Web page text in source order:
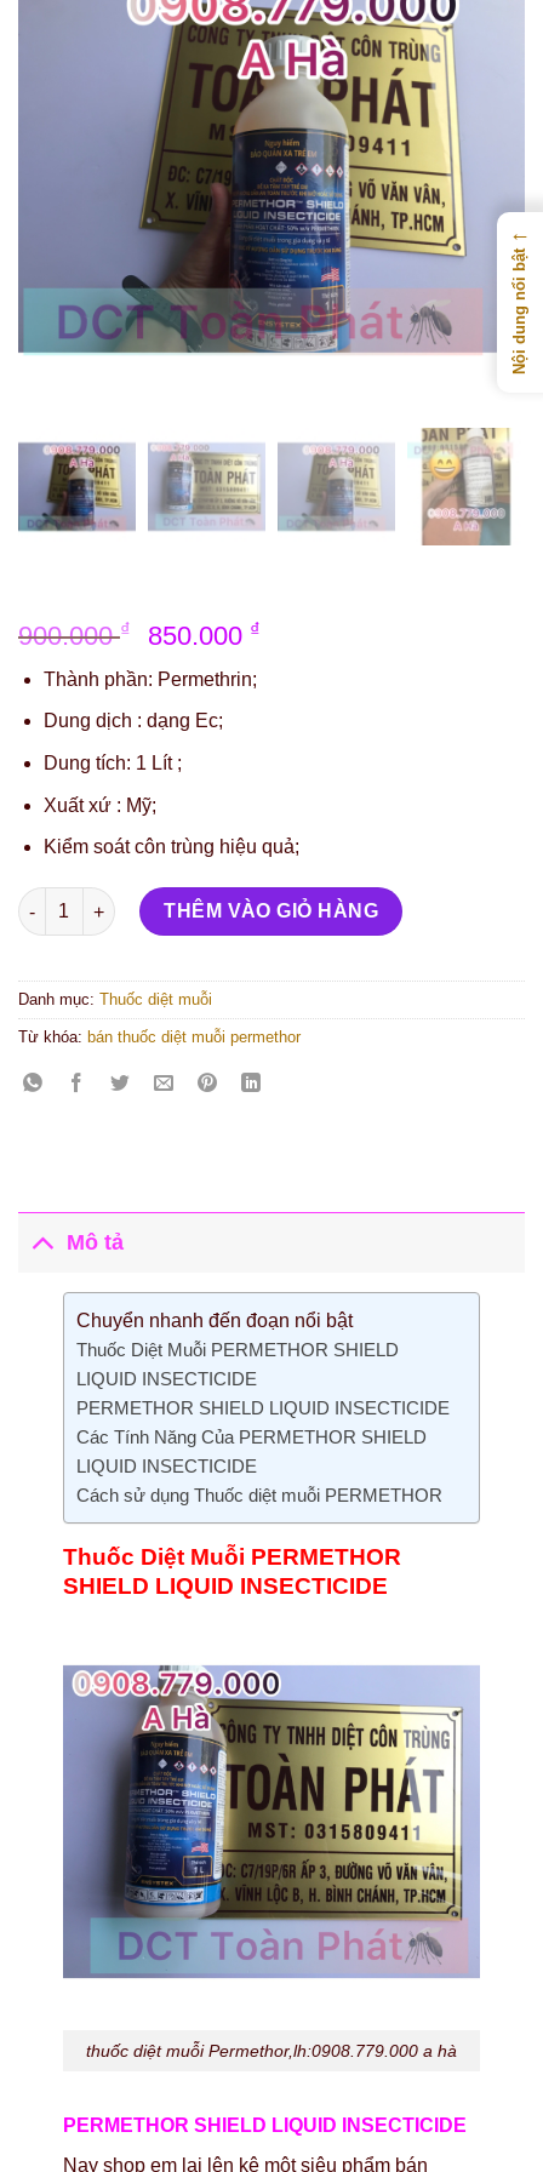
900.000₫ 850.000 ₫
Thành phần: Permethrin;
Dung dịch : dạng Ec;
Dung tích: 1 Lít ;
Xuất xứ : Mỹ;
Kiểm soát côn trùng hiệu quả;
Bán thuốc diệt muỗi PERMETHOR - xuất xứ MỸ số lượng
THÊM VÀO GIỎ HÀNG
Danh mục: Thuốc diệt muỗi
Từ khóa: bán thuốc diệt muỗi permethor
Mô tả
Chuyển nhanh đến đoạn nổi bật
Thuốc Diệt Muỗi PERMETHOR SHIELD
LIQUID INSECTICIDE
PERMETHOR SHIELD LIQUID INSECTICIDE
Các Tính Năng Của PERMETHOR SHIELD
LIQUID INSECTICIDE
Cách sử dụng Thuốc diệt muỗi PERMETHOR
Thuốc Diệt Muỗi PERMETHOR
SHIELD LIQUID INSECTICIDE
thuốc diệt muỗi Permethor,lh:0908.779.000 a hà
PERMETHOR SHIELD LIQUID INSECTICIDE
Nay shop em lại lên kệ một siêu phẩm bán
←
Nội dung nổi bật